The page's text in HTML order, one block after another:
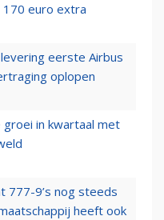
170 euro extra
eerste Airbus
oplopen
groei in kwartaal met
777-9’s nog steeds
heeft ook